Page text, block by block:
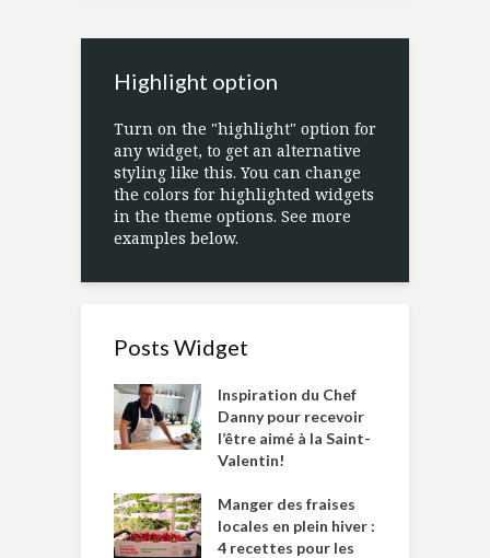
Highlight option
Turn on the "highlight" option for
any widget, to get an alternative
styling like this. You can change
the colors for highlighted widgets
in the theme options. See more
examples below.
Posts Widget
Inspiration du Chef
Danny pour recevoir
l’être aimé à la Saint-
Valentin!
Manger des fraises
locales en plein hiver :
4 recettes pour les